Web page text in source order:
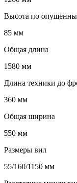
Высота по
85 мм
Общая длина
1580 мм
Длина техники до
360 мм
Общая ширина
550 мм
Размеры вил
55/160/1150 мм